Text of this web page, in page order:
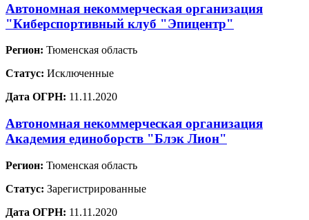
Автономная некоммерческая организация
"Киберспортивный клуб "Эпицентр"
Регион: Тюменская область
Статус: Исключенные
Дата ОГРН: 11.11.2020
Автономная некоммерческая организация
Академия единоборств "Блэк Лион"
Регион: Тюменская область
Статус: Зарегистрированные
Дата ОГРН: 11.11.2020